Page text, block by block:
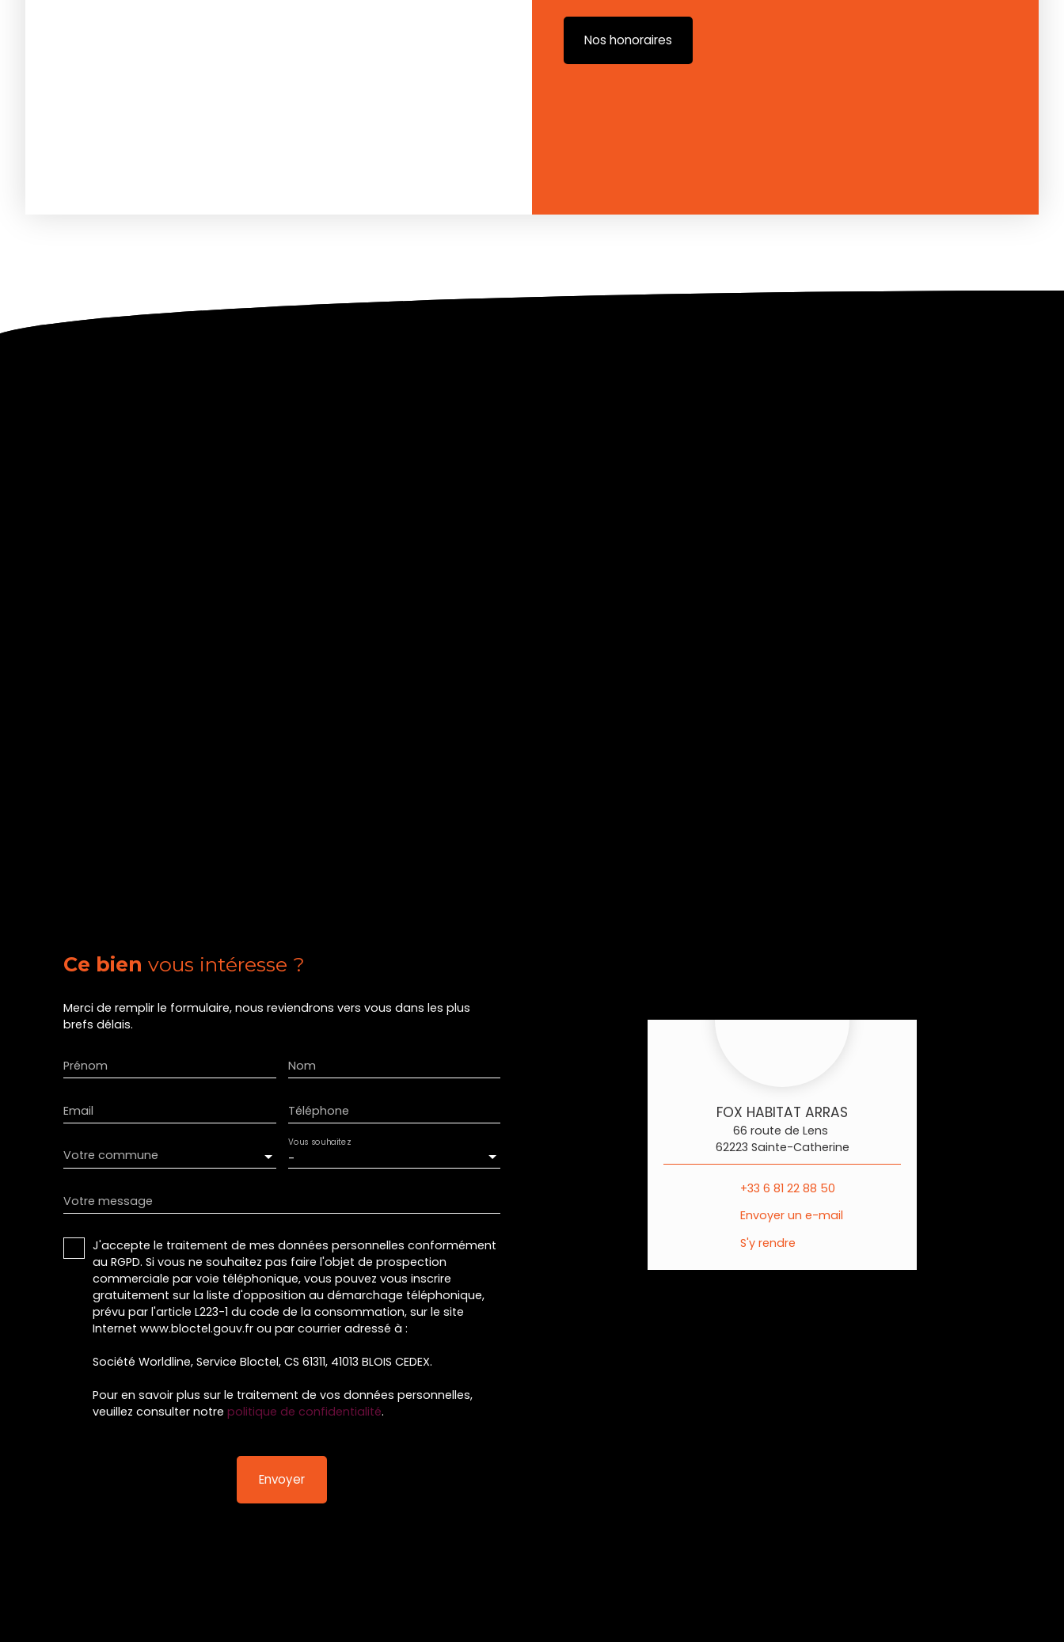
Nos honoraires
Ce bien vous intéresse ?
Merci de remplir le formulaire, nous reviendrons vers vous dans les plus
brefs délais.
Prénom Nom
Email Téléphone
Votre commune -
Vous souhaitez
Votre message
J'accepte le traitement de mes données personnelles conformément
au RGPD. Si vous ne souhaitez pas faire l'objet de prospection
commerciale par voie téléphonique, vous pouvez vous inscrire
gratuitement sur la liste d'opposition au démarchage téléphonique,
prévu par l'article L223-1 du code de la consommation, sur le site
Internet www.bloctel.gouv.fr ou par courrier adressé à :
Société Worldline, Service Bloctel, CS 61311, 41013 BLOIS CEDEX.
Pour en savoir plus sur le traitement de vos données personnelles,
veuillez consulter notre politique de confidentialité.
Envoyer
FOX HABITAT ARRAS
66 route de Lens
62223 Sainte-Catherine
+33 6 81 22 88 50
Envoyer un e-mail
S'y rendre